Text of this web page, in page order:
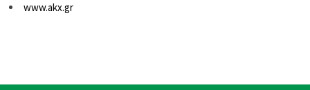
www.akx.gr